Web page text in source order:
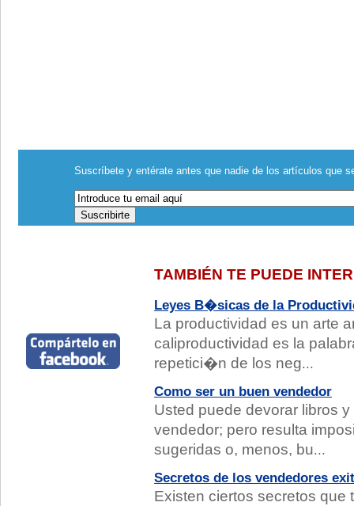
Suscríbete y entérate antes que nadie de los artículos que
TAMBIÉN TE PUEDE
Leyes B�sicas de la
La productividad es un arte
caliproductividad es la
repetici�n de los neg...
Como ser un buen vendedor
Usted puede devorar libros
vendedor; pero resulta
sugeridas o, menos, bu...
Secretos de los vendedores
Existen ciertos secretos